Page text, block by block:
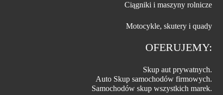
Ciągniki i maszyny rolnicze
Motocykle, skutery i quady
OFERUJEMY:
Skup aut prywatnych.
Auto Skup samochodów firmowych.
Samochodów skup wszystkich marek.